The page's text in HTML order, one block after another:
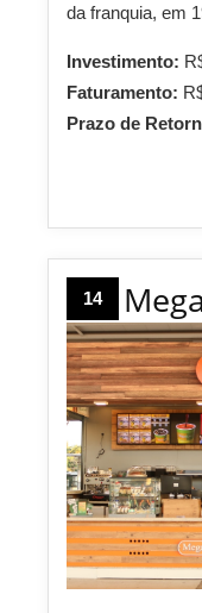
da franquia, em
Investimento:
Faturamento:
Prazo de
14